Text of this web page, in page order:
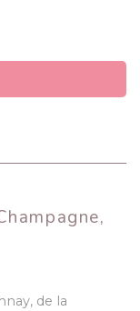
de la